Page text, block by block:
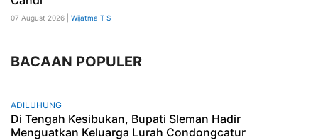
07 August 2026 | Wijatma T S
BACAAN POPULER
ADILUHUNG
Di Tengah Kesibukan, Bupati Sleman Hadir
Menguatkan Keluarga Lurah Condongcatur